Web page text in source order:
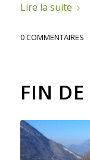
Lire la suite
0 COMMENTAIRES
FIN DE